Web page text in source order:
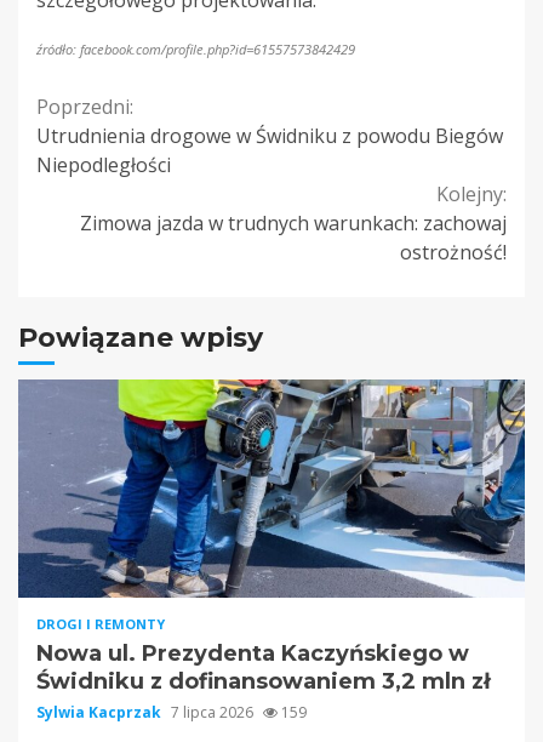
źródło: facebook.com/profile.php?id=61557573842429
Continue
Reading
Poprzedni:
Utrudnienia drogowe w Świdniku z powodu Biegów
Niepodległości
Kolejny:
Zimowa jazda w trudnych warunkach: zachowaj
ostrożność!
Powiązane wpisy
DROGI I REMONTY
Nowa ul. Prezydenta Kaczyńskiego w
Świdniku z dofinansowaniem 3,2 mln zł
Sylwia Kacprzak 7 lipca 2026 159